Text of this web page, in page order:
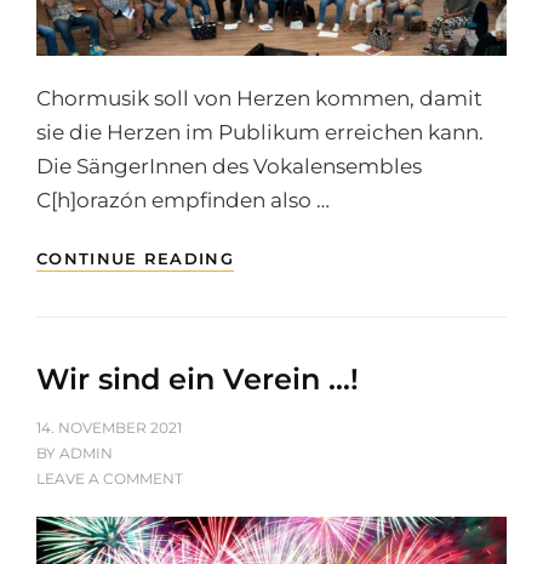
C[H]ORAZÓN
Chormusik soll von Herzen kommen, damit
sie die Herzen im Publikum erreichen kann.
Die SängerInnen des Vokalensembles
C[h]orazón empfinden also …
CONTINUE READING
Wir sind ein Verein …!
POSTED
ON
14. NOVEMBER 2021
BY ADMIN
LEAVE A COMMENTON
SIND
EIN